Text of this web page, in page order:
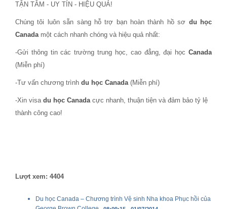
TẬN TÂM - UY TÍN - HIỆU QUẢ!
Chúng tôi luôn sẵn sàng hỗ trợ bạn hoàn thành hồ sơ du học
Canadamột cách nhanh chóng và hiệu quả nhất:
-Gửi thông tin các trường trung học, cao đẳng, đại học Canada
(Miễn phí)
-Tư vấn chương trình du học Canada(Miễn phí)
-Xin visa du học Canadacực nhanh, thuận tiện và đảm bảo tỷ lệ
thành công cao!
Lượt xem: 4404
Du học Canada – Chương trình Vệ sinh Nha khoa Phục hồi của